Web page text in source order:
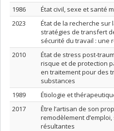
1986
État civil, sexe et santé
2023
État de la recherche
stratégies de transfert
sécurité du travail : une
2010
État de stress post-
risque et de protection
en traitement pour des
substances
1989
Étiologie et
2017
Être l’artisan de son
remodèlement
résultantes